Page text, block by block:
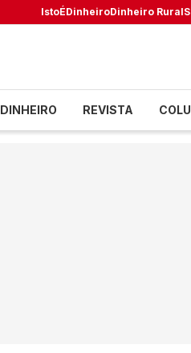
IstoÉDinheiroDinheiro Rural
DINHEIRO REVISTA